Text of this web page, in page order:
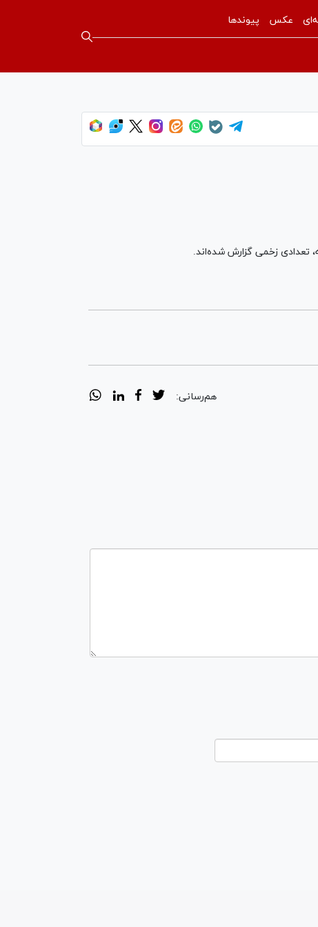
عکس پیوندها
تعدادی زخمی گزارش شده‌اند.
هم‌رسانی: